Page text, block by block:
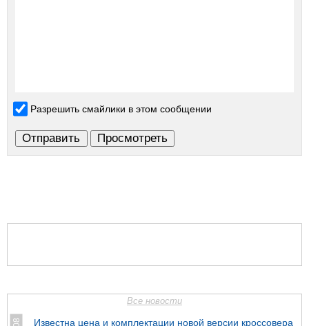
Разрешить смайлики в этом сообщении
Все новости
Известна цена и комплектации новой версии кроссовера